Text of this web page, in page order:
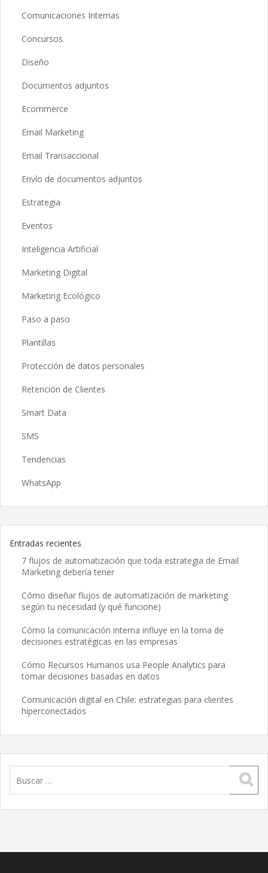
Comunicaciones Internas
Concursos
Diseño
Documentos adjuntos
Ecommerce
Email Marketing
Email Transaccional
Envío de documentos adjuntos
Estrategia
Eventos
Inteligencia Artificial
Marketing Digital
Marketing Ecológico
Paso a paso
Plantillas
Protección de datos personales
Retención de Clientes
Smart Data
SMS
Tendencias
WhatsApp
Entradas recientes
7 flujos de automatización que toda estrategia de Email
Marketing debería tener
Cómo diseñar flujos de automatización de marketing
según tu necesidad (y qué funcione)
Cómo la comunicación interna influye en la toma de
decisiones estratégicas en las empresas
Cómo Recursos Humanos usa People Analytics para
tomar decisiones basadas en datos
Comunicación digital en Chile: estrategias para clientes
hiperconectados